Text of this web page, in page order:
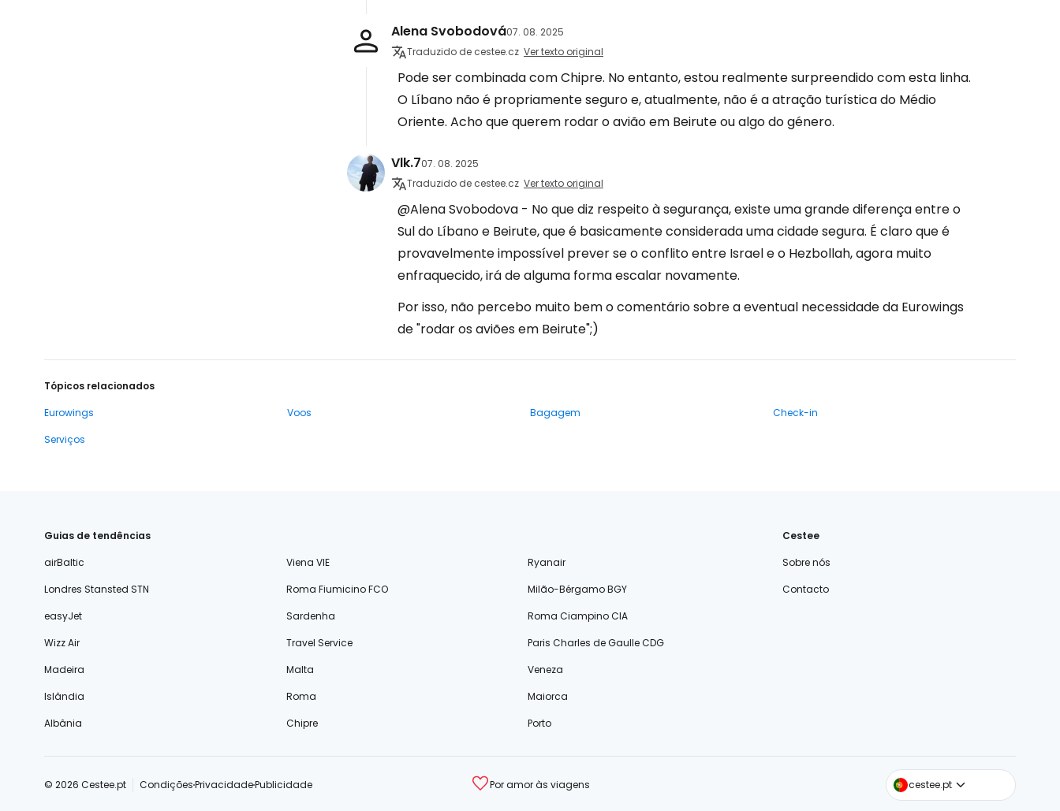
Alena Svobodová07. 08. 2025
Traduzido de cestee.cz Ver texto original
Pode ser combinada com Chipre. No entanto, estou realmente surpreendido com esta linha.
O Líbano não é propriamente seguro e, atualmente, não é a atração turística do Médio
Oriente. Acho que querem rodar o avião em Beirute ou algo do género.
Vlk.707. 08. 2025
Traduzido de cestee.cz Ver texto original
@Alena Svobodova - No que diz respeito à segurança, existe uma grande diferença entre o
Sul do Líbano e Beirute, que é basicamente considerada uma cidade segura. É claro que é
provavelmente impossível prever se o conflito entre Israel e o Hezbollah, agora muito
enfraquecido, irá de alguma forma escalar novamente.
Por isso, não percebo muito bem o comentário sobre a eventual necessidade da Eurowings
de "rodar os aviões em Beirute";)
Tópicos relacionados
Eurowings
Voos Bagagem
Check-in
Serviços
Guias de tendências
airBaltic
Viena VIE
Ryanair
Londres Stansted STN
Roma Fiumicino FCO
Milão-Bérgamo BGY
easyJet
Sardenha
Roma Ciampino CIA
Wizz Air
Travel Service
Paris Charles de Gaulle CDG
Madeira
Malta
Veneza
Islândia
Roma
Maiorca
Albânia
Chipre Porto
Cestee
Sobre nós
Contacto
© 2026 Cestee.pt CondiçõesPrivacidadePublicidade Por amor às viagens cestee.pt
cestee.com
cestee.sk